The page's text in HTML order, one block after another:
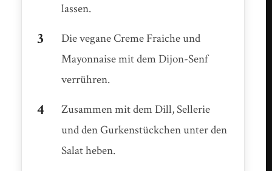
lassen.
Die vegane Creme Fraiche und
Mayonnaise mit dem Dijon-Senf
verrühren.
Zusammen mit dem Dill, Sellerie
und den Gurkenstückchen unter den
Salat heben.